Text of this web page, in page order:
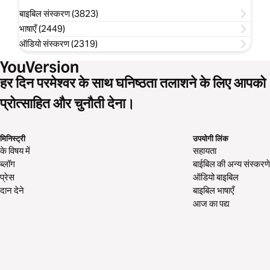
बाइबिल संस्करण (3823)
भाषाएँ (2449)
ऑडियो संस्करण (2319)
हर दिन परमेश्वर के साथ घनिष्ठता तलाशने के लिए आपको
प्रोत्साहित और चुनौती देना।
मिनिस्ट्री
के विषय में
ब्लॉग
प्रेस
दान देने
उपयोगी लिंक
सहायता
बाईबिल की अन्य संस्करणे
ऑडियो बाइबिल
बाइबिल भाषाएँ
आज का पद्य